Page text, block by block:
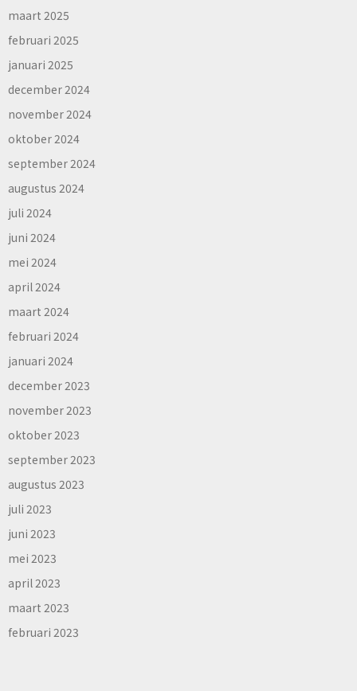
maart 2025
februari 2025
januari 2025
december 2024
november 2024
oktober 2024
september 2024
augustus 2024
juli 2024
juni 2024
mei 2024
april 2024
maart 2024
februari 2024
januari 2024
december 2023
november 2023
oktober 2023
september 2023
augustus 2023
juli 2023
juni 2023
mei 2023
april 2023
maart 2023
februari 2023